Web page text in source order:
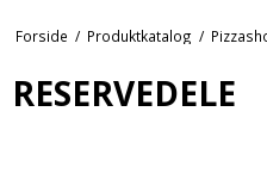
Forside / Produktkatalog /
RESERVEDELE